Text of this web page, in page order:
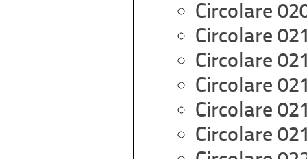
Circolare
Circolare
Circolare
Circolare
Circolare
Circolare